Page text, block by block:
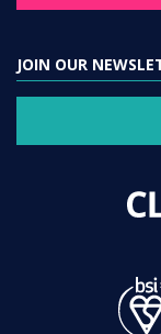
JOIN OUR